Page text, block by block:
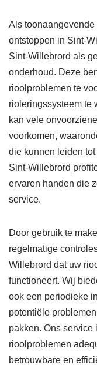
Als
ontstoppen in Sint-
Sint-Willebrord als
onderhoud. Deze
rioolproblemen te
rioleringssysteem te
kan vele
voorkomen,
die kunnen leiden
Sint-Willebrord
ervaren handen die
service.
Door gebruik te
regelmatige
Willebrord dat uw
functioneert. Wij
ook een periodieke
potentiële
pakken. Ons service
rioolproblemen
betrouwbare en